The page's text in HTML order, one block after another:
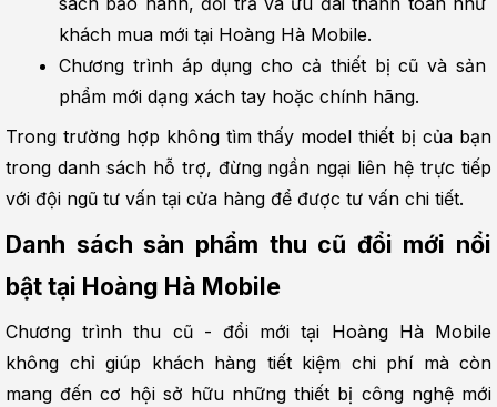
khách mua mới tại Hoàng Hà Mobile.
Chương trình áp dụng cho cả thiết bị cũ và sản
phẩm mới dạng xách tay hoặc chính hãng.
Trong trường hợp không tìm thấy model thiết bị của bạn
trong danh sách hỗ trợ, đừng ngần ngại liên hệ trực tiếp
với đội ngũ tư vấn tại cửa hàng để được tư vấn chi tiết.
Danh sách sản phẩm thu cũ đổi mới nổi
bật tại Hoàng Hà Mobile
Chương trình thu cũ - đổi mới tại Hoàng Hà Mobile
không chỉ giúp khách hàng tiết kiệm chi phí mà còn
mang đến cơ hội sở hữu những thiết bị công nghệ mới